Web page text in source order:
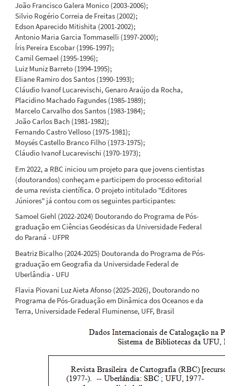
João Francisco Galera Monico (2003-2006);
Silvio Rogério Correia de Freitas (2002);
Edson Aparecido Mitishita (2001-2002);
Antonio Maria Garcia Tommaselli (1997-2000);
Íris Pereira Escobar (1996-1997);
Camil Gemael (1995-1996);
Luiz Muniz Barreto (1994-1995);
Eliane Ramiro dos Santos (1990-1993);
Cláudio Ivanof Lucarevischi, Genaro Araújo da Rocha,
Placidino Machado Fagundes (1985-1989);
Marcelo Carvalho dos Santos (1983-1984);
João Carlos Bach (1981-1982);
Fernando Castro Velloso (1975-1981);
Moysés Castello Branco Filho (1973-1975);
Cláudio Ivanof Lucarevischi (1970-1973);
Em 2022, a RBC iniciou um projeto para que jovens cientistas
(doutorandos) conheçam e participem do processo editorial
de uma revista científica. O projeto intitulado "Editores
Júniores" já contou com os seguintes participantes:
Samoel Giehl (2022-2024) Doutorando do Programa de Pós-
graduação em Ciências Geodésicas da Universidade Federal
do Paraná - UFPR
Beatriz Bicalho (2024-2025) Doutoranda do Programa de Pós-
graduação em Geografia da Universidade Federal de
Uberlândia - UFU
Flavia Piovani Luz Aieta Afonso (2025-2026), Doutorando no
Programa de Pós-Graduação em Dinâmica dos Oceanos e da
Terra, Universidade Federal Fluminense, UFF, Brasil